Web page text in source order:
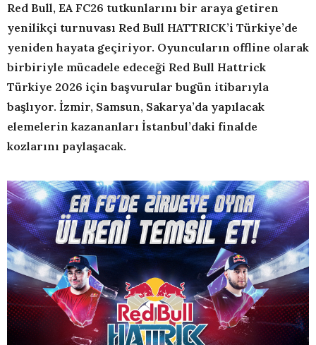
Red Bull, EA FC26 tutkunlarını bir araya getiren
yenilikçi turnuvası Red Bull HATTRICK’i Türkiye’de
yeniden hayata geçiriyor. Oyuncuların offline olarak
birbiriyle mücadele edeceği Red Bull Hattrick
Türkiye 2026 için başvurular bugün itibarıyla
başlıyor. İzmir, Samsun, Sakarya’da yapılacak
elemelerin kazananları İstanbul’daki finalde
kozlarını paylaşacak.